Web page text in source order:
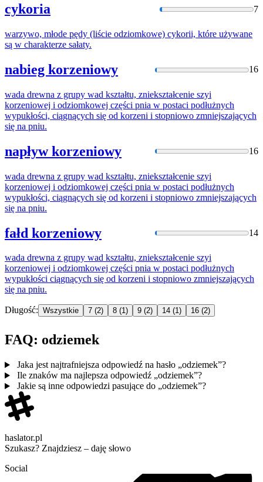
cykoria 7
warzywo, młode pędy (liście odziomkowe) cykorii, które używane
są w charakterze sałaty.
nabieg korzeniowy 16
wada drewna z grupy wad kształtu, zniekształcenie szyi
korzeniowej i odziomkowej części pnia w postaci podłużnych
wypukłości, ciągnących się od korzeni i stopniowo zmniejszających
się na pniu.
napływ korzeniowy 16
wada drewna z grupy wad kształtu, zniekształcenie szyi
korzeniowej i odziomkowej części pnia w postaci podłużnych
wypukłości, ciągnących się od korzeni i stopniowo zmniejszających
się na pniu.
fałd korzeniowy 14
wada drewna z grupy wad kształtu, zniekształcenie szyi
korzeniowej i odziomkowej części pnia w postaci podłużnych
wypukłości ciągnących się od korzeni i stopniowo zmniejszających
się na pniu.
Długość: Wszystkie 7 (2) 8 (1) 9 (2) 14 (1) 16 (2)
FAQ: odziemek
Jaka jest najtrafniejsza odpowiedź na hasło „odziemek”?
Ile znaków ma najlepsza odpowiedź „odziemek”?
Jakie są inne odpowiedzi pasujące do „odziemek”?
haslator.pl
Szukasz? Znajdziesz – daję słowo
Social